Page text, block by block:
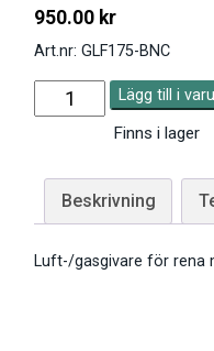
950.00 kr
Art.nr: GLF175-BNC
Lägg till i
Finns i lager
Beskrivning
Luft-/gasgivare för rena